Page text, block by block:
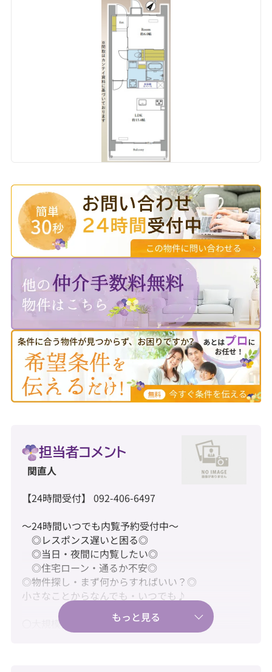
担当者コメント
関直人
【24時間受付】 092-406-6497
～24時間いつでも内覧予約受付中～
◎レスポンス遅いと困る◎
◎当日・夜間に内覧したい◎
◎住宅ローン・通るか不安◎
◎物件探し・まず何からすればいい？◎
小さなことからなんでも・いつでも♪
〇大規模修繕工事、2024年6月実施済み♪